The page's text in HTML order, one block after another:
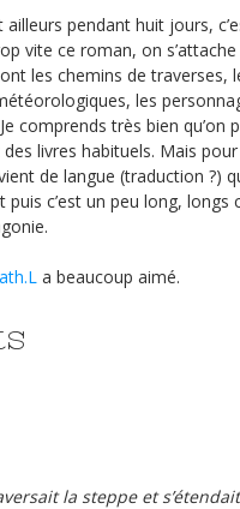
ailleurs pendant huit jours,
vite ce roman, on
les chemins de traverses,
les
comprends très bien
livres habituels. Mais
de langue (traduction ?)
puis c’est un peu long,
a beaucoup aimé.
la steppe et